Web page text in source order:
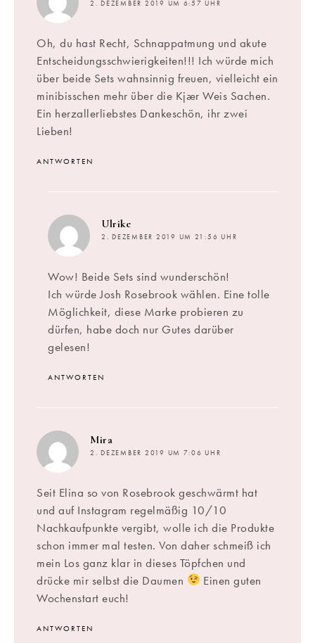
2. DEZEMBER 2019 UM 6:57 UHR
Oh, du hast Recht, Schnappatmung und akute
Entscheidungsschwierigkeiten!!! Ich würde mich
über beide Sets wahnsinnig freuen, vielleicht ein
minibisschen mehr über die Kjær Weis Sachen.
Ein herzallerliebstes Dankeschön, ihr zwei
Lieben!
ANTWORTEN
Ulrike
2. DEZEMBER 2019 UM 21:56 UHR
Wow! Beide Sets sind wunderschön!
Ich würde Josh Rosebrook wählen. Eine tolle
Möglichkeit, diese Marke probieren zu
dürfen, habe doch nur Gutes darüber
gelesen!
ANTWORTEN
Mira
2. DEZEMBER 2019 UM 7:06 UHR
Seit Elina so von Rosebrook geschwärmt hat
und auf Instagram regelmäßig 10/10
Nachkaufpunkte vergibt, wolle ich die Produkte
schon immer mal testen. Von daher schmeiß ich
mein Los ganz klar in dieses Töpfchen und
drücke mir selbst die Daumen
Einen guten
Wochenstart euch!
ANTWORTEN